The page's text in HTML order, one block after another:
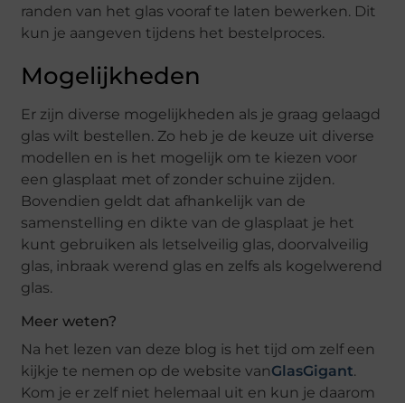
randen van het glas vooraf te laten bewerken. Dit
kun je aangeven tijdens het bestelproces.
Mogelijkheden
Er zijn diverse mogelijkheden als je graag gelaagd
glas wilt bestellen. Zo heb je de keuze uit diverse
modellen en is het mogelijk om te kiezen voor
een glasplaat met of zonder schuine zijden.
Bovendien geldt dat afhankelijk van de
samenstelling en dikte van de glasplaat je het
kunt gebruiken als letselveilig glas, doorvalveilig
glas, inbraak werend glas en zelfs als kogelwerend
glas.
Meer weten?
Na het lezen van deze blog is het tijd om zelf een
kijkje te nemen op de website vanGlasGigant.
Kom je er zelf niet helemaal uit en kun je daarom